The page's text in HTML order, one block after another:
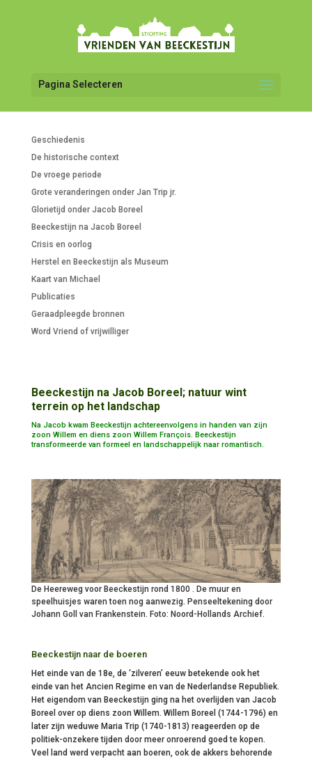
Pagina Selecteren
Geschiedenis
De historische context
De vroege periode
Grote veranderingen onder Jan Trip jr.
Glorietijd onder Jacob Boreel
Beeckestijn na Jacob Boreel
Crisis en oorlog
Herstel en Beeckestijn als Museum
Kaart van Michael
Publicaties
Geraadpleegde bronnen
Word Vriend of vrijwilliger
Beeckestijn na Jacob Boreel; natuur wint
terrein op het landschap
Na Jacob kwam Beeckestijn achtereenvolgens in handen van zijn
zoon Willem en diens zoon Willem François. Beeckestijn
transformeerde van formeel en landschappelijk naar romantisch.
De Heereweg voor Beeckestijn rond 1800 . De muur en
speelhuisjes waren toen nog aanwezig. Penseeltekening door
Johann Goll van Frankenstein. Foto: Noord-Hollands Archief.
Beeckestijn naar de boeren
Het einde van de 18e, de ‘zilveren’ eeuw betekende ook het
einde van het Ancien Regimeen van de Nederlandse Republiek.
Het eigendom van Beeckestijn ging na het overlijden van Jacob
Boreel over op diens zoon Willem. Willem Boreel (1744-1796) en
later zijn weduwe Maria Trip (1740-1813) reageerden op de
politiek-onzekere tijden door meer onroerend goed te kopen.
Veel land werd verpacht aan boeren, ook de akkers behorende